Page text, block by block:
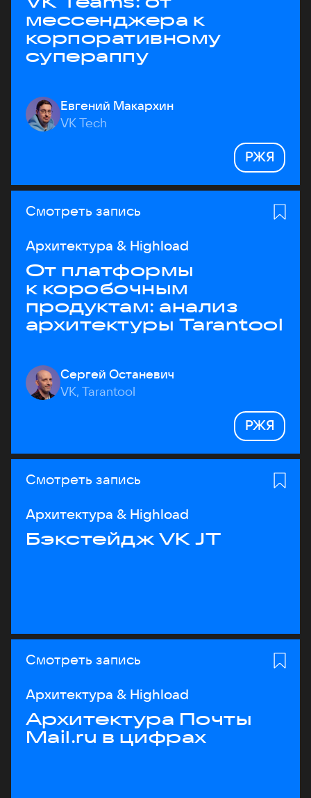
мессенджера к
корпоративному
супераппу
Евгений Макархин
VK Tech
РЖЯ
Смотреть запись
Архитектура & Highload
От платформы
к коробочным
продуктам: анализ
архитектуры Tarantool
Сергей Останевич
VK, Tarantool
РЖЯ
Смотреть запись
Архитектура & Highload
Бэкстейдж VK JT
Смотреть запись
Архитектура & Highload
Архитектура Почты
Mail.ru в цифрах